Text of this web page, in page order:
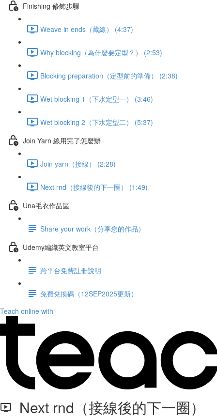
Finishing 修飾步驟
Weave in ends（藏線） (4:37)
Why blocking（為什麼要定型？） (2:53)
Blocking preparation（定型前的準備） (2:38)
Wet blocking 1（下水定型一） (3:46)
Wet blocking 2（下水定型二） (5:37)
Join Yarn 線用完了怎麼辦
Join yarn（接線） (2:28)
Next rnd（接線後的下一圈） (1:49)
Una毛衣作品區
Share your work（分享您的作品）
Udemy編織英文教室平台
跨平台免費註冊說明
免費兌換碼（12SEP2025更新）
Teach online with
Next rnd（接線後的下一圈）